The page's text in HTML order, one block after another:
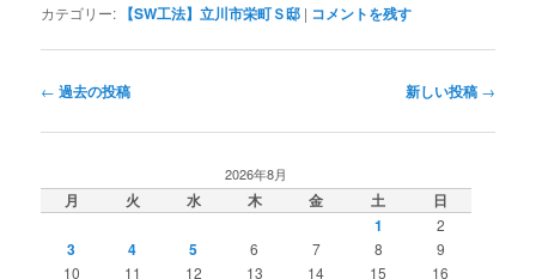
カテゴリー: 【SW工法】立川市栄町Ｓ邸 | コメントを残す
投
ナ
ゲ
ー
← 過去の投稿 新しい投稿 →
2026年8月
月 火 水 木 金 土
日
1
2
3 4 5 6 7 8
9
10
11 12 13 14 15 16